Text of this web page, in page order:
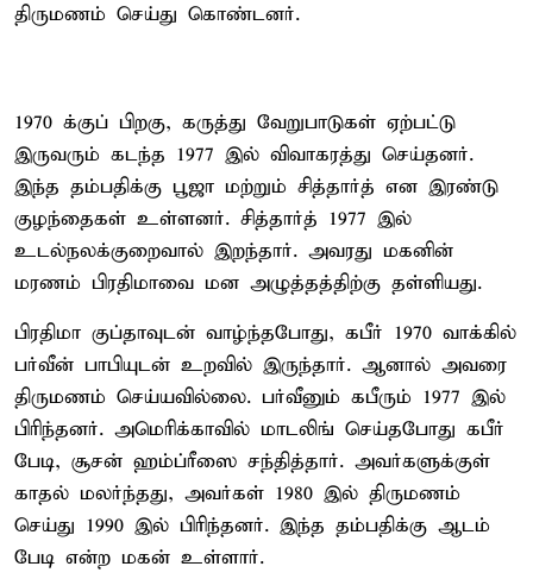
திருமணம் செய்து கொண்டனர்.
1970 க்குப் பிறகு, கருத்து வேறுபாடுகள் ஏற்பட்டு
இருவரும் கடந்த 1977 இல் விவாகரத்து செய்தனர்.
இந்த தம்பதிக்கு பூஜா மற்றும் சித்தார்த் என இரண்டு
குழந்தைகள் உள்ளனர். சித்தார்த் 1977 இல்
உடல்நலக்குறைவால் இறந்தார். அவரது மகனின்
மரணம் பிரதிமாவை மன அழுத்தத்திற்கு தள்ளியது.
பிரதிமா குப்தாவுடன் வாழ்ந்தபோது, கபீர் 1970 வாக்கில்
பர்வீன் பாபியுடன் உறவில் இருந்தார். ஆனால் அவரை
திருமணம் செய்யவில்லை. பர்வீனும் கபீரும் 1977 இல்
பிரிந்தனர். அமெரிக்காவில் மாடலிங் செய்தபோது கபீர்
பேடி, சூசன் ஹம்ப்ரீஸை சந்தித்தார். அவர்களுக்குள்
காதல் மலர்ந்தது, அவர்கள் 1980 இல் திருமணம்
செய்து 1990 இல் பிரிந்தனர். இந்த தம்பதிக்கு ஆடம்
பேடி என்ற மகன் உள்ளார்.